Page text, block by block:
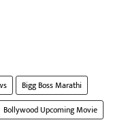
Bigg Boss Marathi
Bollywood Upcoming Movie